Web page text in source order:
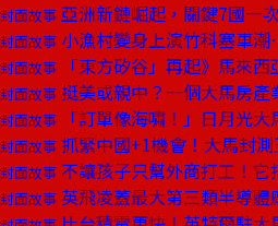
封面故事 亞洲新鏈崛起，關鍵7國一
封面故事 小漁村變身上演竹科塞車
封面故事 「東方矽谷」再起》馬來
封面故事 挺美或親中？一個大馬房
封面故事 「訂單像海嘯！」日月光
封面故事 抓緊中國+1機會！大馬封
封面故事 不讓孩子只幫外商打工！它
封面故事 英飛凌蓋最大第三類半導